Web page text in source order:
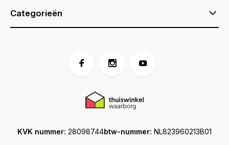
Categorieën
KVK nummer: 28098744btw-nummer: NL823960213B01